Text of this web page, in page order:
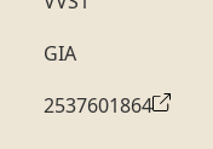
GIA
2537601864